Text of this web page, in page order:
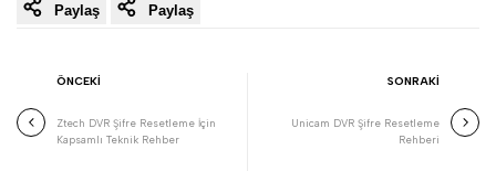
Paylaş Paylaş
ÖNCEKİ
Ztech DVR Şifre Resetleme İçin
Kapsamlı Teknik Rehber
SONRAKİ
Unicam DVR Şifre Resetleme
Rehberi